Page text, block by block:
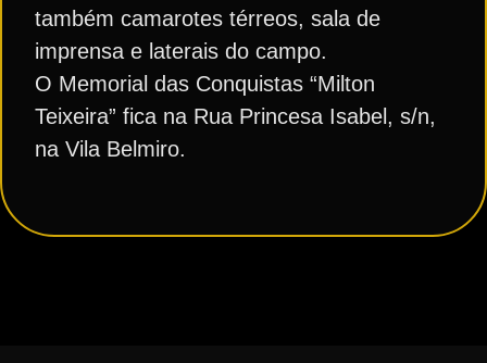
também camarotes térreos, sala de
imprensa e laterais do campo.
O Memorial das Conquistas “Milton
Teixeira” fica na Rua Princesa Isabel, s/n,
na Vila Belmiro.